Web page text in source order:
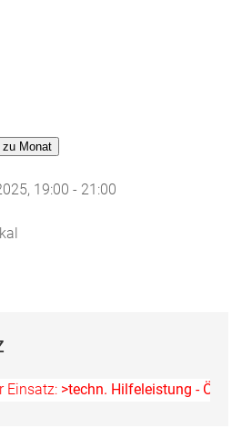
zu Monat
19:00 - 21:00
Einsatz:>techn. Hilfeleistung - Ölspur<